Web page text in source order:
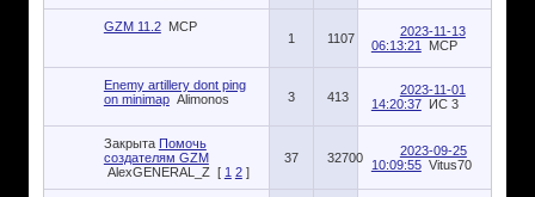
GZM 11.2 MCP
1
1107
2023-11-13
06:13:21
MCP
Enemy artillery dont ping
on minimap Alimonos 3 413
2023-11-01
14:20:37 ИС 3
Закрыта Помочь
создателям GZM
AlexGENERAL_Z [ 1 2 ]
37 32700
2023-09-25
10:09:55 Vitus70